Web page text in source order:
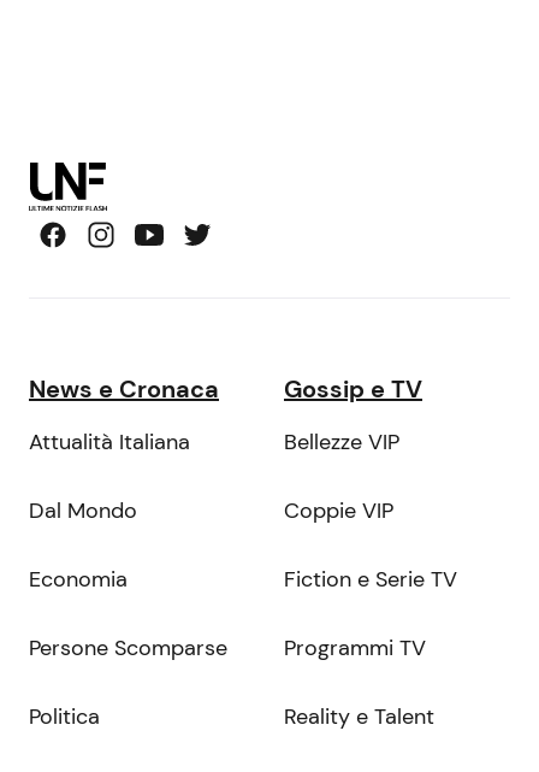
News e Cronaca
Attualità Italiana
Dal Mondo
Economia
Persone Scomparse
Politica
Gossip e TV
Bellezze VIP
Coppie VIP
Fiction e Serie TV
Programmi TV
Reality e Talent